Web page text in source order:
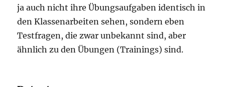
ja auch nicht ihre Übungsaufgaben identisch in
den Klassenarbeiten sehen, sondern eben
Testfragen, die zwar unbekannt sind, aber
ähnlich zu den Übungen (Trainings) sind.